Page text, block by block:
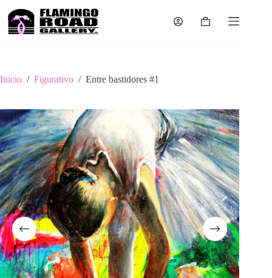
contenido
Carro
Inicio / Figurativo / Entre bastidores #1